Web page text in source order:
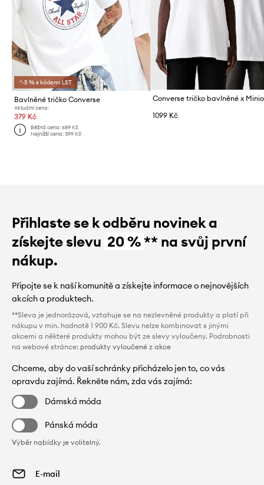
*-5 % s kódem: LST
Bavlněné tričko Converse
Aktuální cena:
379 Kč
Běžná cena:689 Kč
Nejnižší cena:399 Kč
1099 Kč
Přihlaste se k odběru novinek a
získejte slevu 20 %** na svůj první
nákup.
Připojte se k naší komunitě a získejte informace o nejnovějších
akcích a produktech.
**Sleva je jednorázová, vztahuje se na nezlevněné produkty a platí při
nákupu v min. hodnotě 1 900 Kč. Slevu nelze kombinovat s jinými
akcemi a některé produkty mohou být ze slevy vyloučeny. Podrobnosti
na webové stránce: produkty vyloučené z akce
Chceme, aby do vaší schránky přicházelo jen to, co vás
opravdu zajímá. Řekněte nám, zda vás zajímá:
Dámská móda
Pánská móda
Výběr nabídky je volitelný.